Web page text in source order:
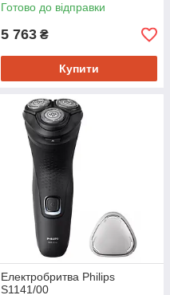
Готово до відправки
5 763 ₴
Купити
Електробритва Philips
S1141/00